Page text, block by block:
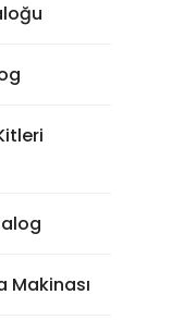
Makinası